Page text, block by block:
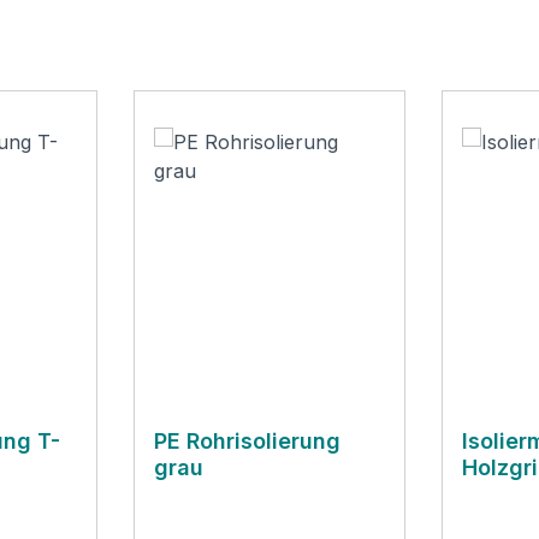
T-
PE Rohrisolierung
grau